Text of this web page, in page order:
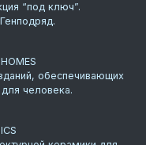
“под ключ”.
обеспечивающих
человека.